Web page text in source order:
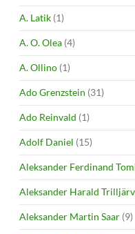
A. Latik (1)
A. O. Olea (4)
A. Ollino (1)
Ado Grenzstein (31)
Ado Reinvald (1)
Adolf Daniel (15)
Aleksander Ferdinand
Aleksander Harald Trilljärv
Aleksander Martin Saar (9)